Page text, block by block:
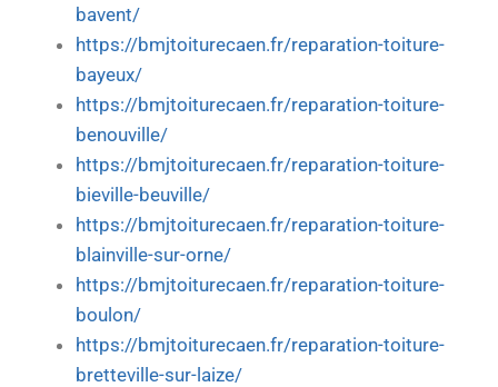
bavent/
https://bmjtoiturecaen.fr/reparation-toiture-
bayeux/
https://bmjtoiturecaen.fr/reparation-toiture-
benouville/
https://bmjtoiturecaen.fr/reparation-toiture-
bieville-beuville/
https://bmjtoiturecaen.fr/reparation-toiture-
blainville-sur-orne/
https://bmjtoiturecaen.fr/reparation-toiture-
boulon/
https://bmjtoiturecaen.fr/reparation-toiture-
bretteville-sur-laize/